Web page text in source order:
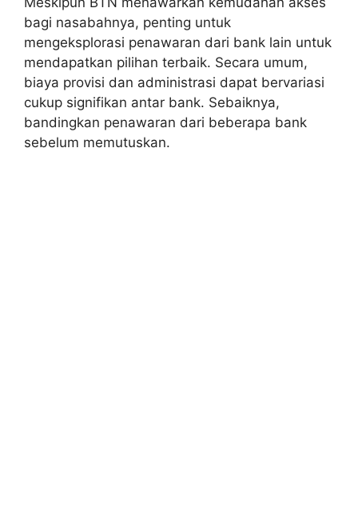
bagi nasabahnya, penting untuk
mengeksplorasi penawaran dari bank lain untuk
mendapatkan pilihan terbaik. Secara umum,
biaya provisi dan administrasi dapat bervariasi
cukup signifikan antar bank. Sebaiknya,
bandingkan penawaran dari beberapa bank
sebelum memutuskan.